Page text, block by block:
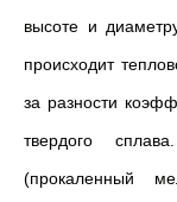
высоте и
происходит
за разности
твердого
(прокаленный